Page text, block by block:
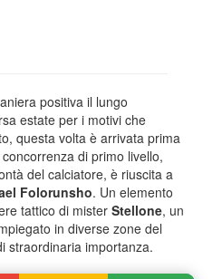
positiva il lungo
estate per i motivi che
questa volta è arrivata prima
di primo livello,
del calciatore, è riuscita a
Folorunsho. Un elemento
tattico di mister Stellone, un
in diverse zone del
straordinaria importanza.